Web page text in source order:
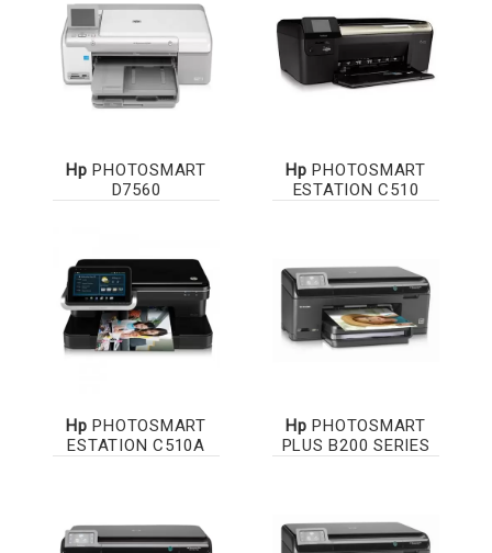
Hp PHOTOSMART
D7560
Hp PHOTOSMART
ESTATION C510
Hp PHOTOSMART
ESTATION C510A
Hp PHOTOSMART
PLUS B200 SERIES